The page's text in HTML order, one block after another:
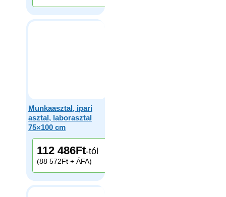
Munkaasztal, ipari
asztal, laborasztal
75×100 cm
112 486Ft-tól
(88 572Ft + ÁFA)